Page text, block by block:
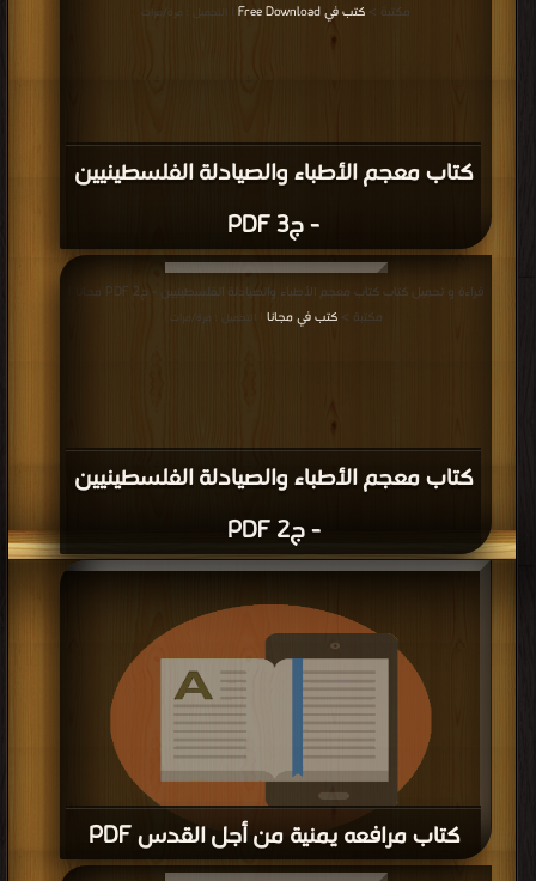
كتاب معجم الأطباء والصيادلة الفلسطينيين
- ج3 PDF
مكتبة > كتب في Free Download | التحميل : مرة/مرات
كتاب معجم الأطباء والصيادلة الفلسطينيين
- ج2 PDF
قراءة و تحميل كتاب كتاب معجم الأطباء والصيادلة الفلسطينيين - ج2 PDF مجانا |
مكتبة >كتب في مجانا | التحميل : مرة/مرات
كتاب مرافعه يمنية من أجل القدس PDF